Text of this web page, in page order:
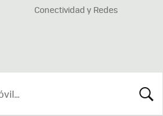
Conectividad y Redes